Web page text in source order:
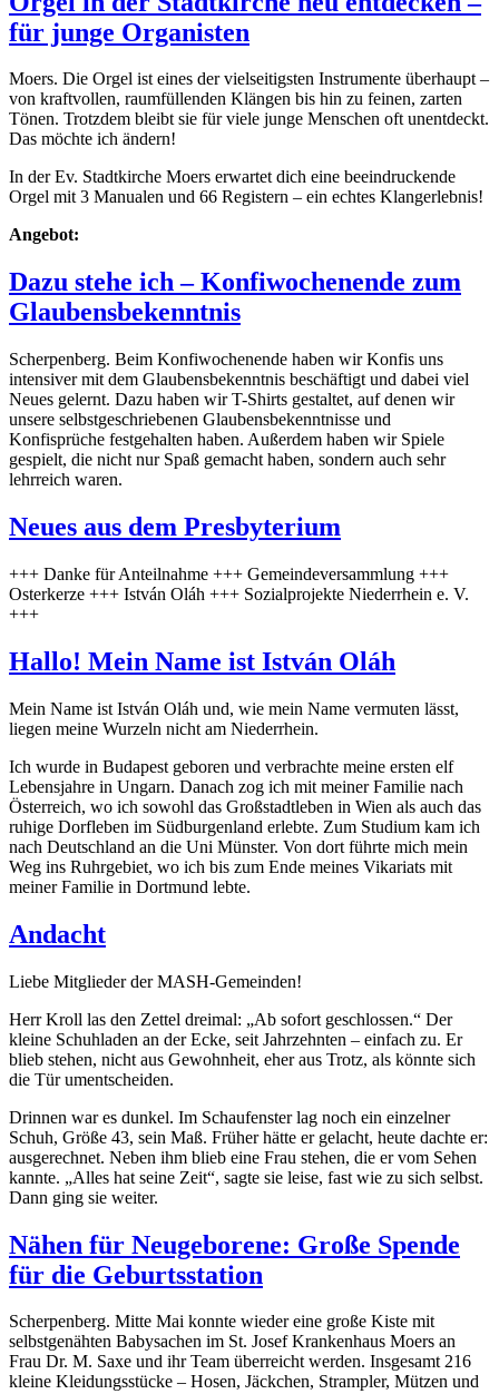
für junge Organisten
Moers. Die Orgel ist eines der vielseitigsten Instrumente überhaupt –
von kraftvollen, raumfüllenden Klängen bis hin zu feinen, zarten
Tönen. Trotzdem bleibt sie für viele junge Menschen oft unentdeckt.
Das möchte ich ändern!
In der Ev. Stadtkirche Moers erwartet dich eine beeindruckende
Orgel mit 3 Manualen und 66 Registern – ein echtes Klangerlebnis!
Angebot:
Dazu stehe ich – Konfiwochenende zum
Glaubensbekenntnis
Scherpenberg. Beim Konfiwochenende haben wir Konfis uns
intensiver mit dem Glaubensbekenntnis beschäftigt und dabei viel
Neues gelernt. Dazu haben wir T-Shirts gestaltet, auf denen wir
unsere selbstgeschriebenen Glaubensbekenntnisse und
Konfisprüche festgehalten haben. Außerdem haben wir Spiele
gespielt, die nicht nur Spaß gemacht haben, sondern auch sehr
lehrreich waren.
Neues aus dem Presbyterium
+++ Danke für Anteilnahme +++ Gemeindeversammlung +++
Osterkerze +++ István Oláh +++ Sozialprojekte Niederrhein e. V.
+++
Hallo! Mein Name ist István Oláh
Mein Name ist István Oláh und, wie mein Name vermuten lässt,
liegen meine Wurzeln nicht am Niederrhein.
Ich wurde in Budapest geboren und verbrachte meine ersten elf
Lebensjahre in Ungarn. Danach zog ich mit meiner Familie nach
Österreich, wo ich sowohl das Großstadtleben in Wien als auch das
ruhige Dorfleben im Südburgenland erlebte. Zum Studium kam ich
nach Deutschland an die Uni Münster. Von dort führte mich mein
Weg ins Ruhrgebiet, wo ich bis zum Ende meines Vikariats mit
meiner Familie in Dortmund lebte.
Andacht
Liebe Mitglieder der MASH-Gemeinden!
Herr Kroll las den Zettel dreimal: „Ab sofort geschlossen.“ Der
kleine Schuhladen an der Ecke, seit Jahrzehnten – einfach zu. Er
blieb stehen, nicht aus Gewohnheit, eher aus Trotz, als könnte sich
die Tür umentscheiden.
Drinnen war es dunkel. Im Schaufenster lag noch ein einzelner
Schuh, Größe 43, sein Maß. Früher hätte er gelacht, heute dachte er:
ausgerechnet. Neben ihm blieb eine Frau stehen, die er vom Sehen
kannte. „Alles hat seine Zeit“, sagte sie leise, fast wie zu sich selbst.
Dann ging sie weiter.
Nähen für Neugeborene: Große Spende
für die Geburtsstation
Scherpenberg. Mitte Mai konnte wieder eine große Kiste mit
selbstgenähten Babysachen im St. Josef Krankenhaus Moers an
Frau Dr. M. Saxe und ihr Team überreicht werden. Insgesamt 216
kleine Kleidungsstücke – Hosen, Jäckchen, Strampler, Mützen und